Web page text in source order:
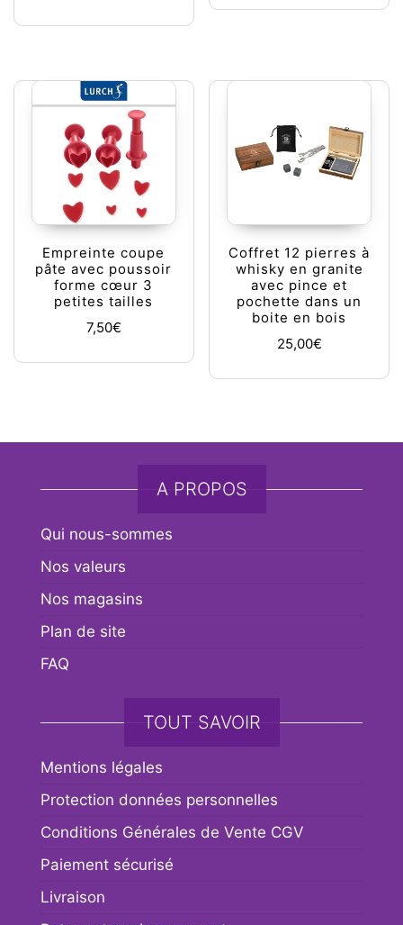
Empreinte coupe
pâte avec poussoir
forme cœur 3
petites tailles
7,50€
Coffret 12 pierres à
whisky en granite
avec pince et
pochette dans un
boite en bois
25,00€
A PROPOS
Qui nous-sommes
Nos valeurs
Nos magasins
Plan de site
FAQ
TOUT SAVOIR
Mentions légales
Protection données personnelles
Conditions Générales de Vente CGV
Paiement sécurisé
Livraison